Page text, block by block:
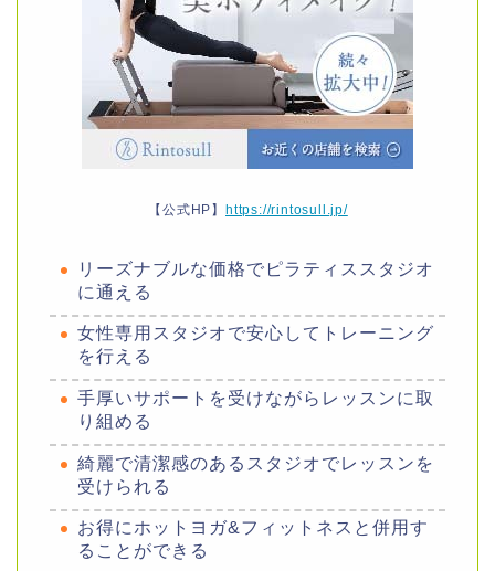
【公式HP】 https://rintosull.jp/
リーズナブルな価格でピラティススタジオ
に通える
女性専用スタジオで安心してトレーニング
を行える
手厚いサポートを受けながらレッスンに取
り組める
綺麗で清潔感のあるスタジオでレッスンを
受けられる
お得にホットヨガ&フィットネスと併用す
ることができる